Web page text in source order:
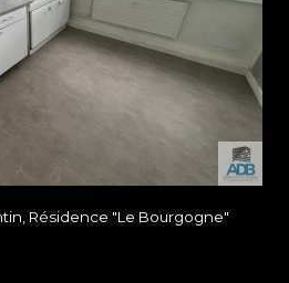
voir le bien
Résidence "Le Bourgogne"